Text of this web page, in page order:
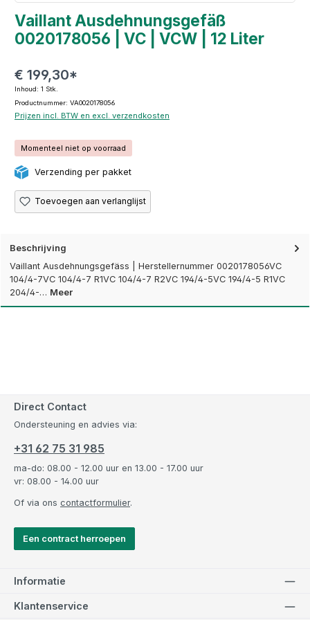
Vaillant Ausdehnungsgefäß
0020178056 | VC | VCW | 12 Liter
€ 199,30*
Inhoud: 1 Stk.
Productnummer: VA0020178056
Prijzen incl. BTW en excl. verzendkosten
Momenteel niet op voorraad
Verzending per pakket
Toevoegen aan verlanglijst
Beschrijving
Vaillant Ausdehnungsgefäss | Herstellernummer 0020178056VC
104/4-7VC 104/4-7 R1VC 104/4-7 R2VC 194/4-5VC 194/4-5 R1VC
204/4-… Meer
Direct Contact
Ondersteuning en advies via:
+31 62 75 31 985
ma-do: 08.00 - 12.00 uur en 13.00 - 17.00 uur
vr: 08.00 - 14.00 uur
Of via ons contactformulier.
Een contract herroepen
Informatie
Klantenservice